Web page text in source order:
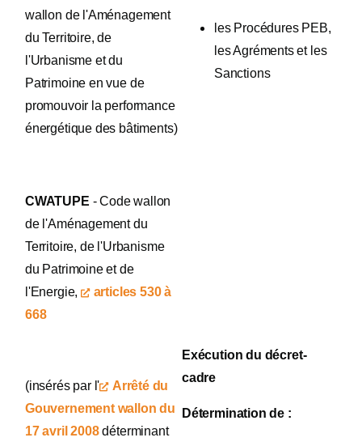
wallon de l'Aménagement
du Territoire, de
l'Urbanisme et du
Patrimoine en vue de
promouvoir la performance
énergétique des bâtiments)
les Procédures PEB,
les Agréments et les
Sanctions
CWATUPE - Code wallon
de l'Aménagement du
Territoire, de l'Urbanisme
du Patrimoine et de
l'Energie,
articles 530 à
668
(insérés par l'
Arrêté du
Gouvernement wallon du
17 avril 2008déterminant
Exécution du décret-
cadre
Détermination de :